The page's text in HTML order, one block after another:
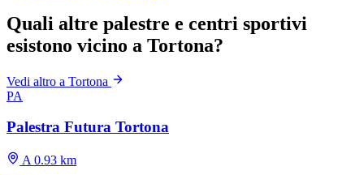
Quali altre palestre e centri sportivi
esistono vicino a Tortona?
Vedi altro a Tortona
PA
Palestra Futura Tortona
A 0.93 km